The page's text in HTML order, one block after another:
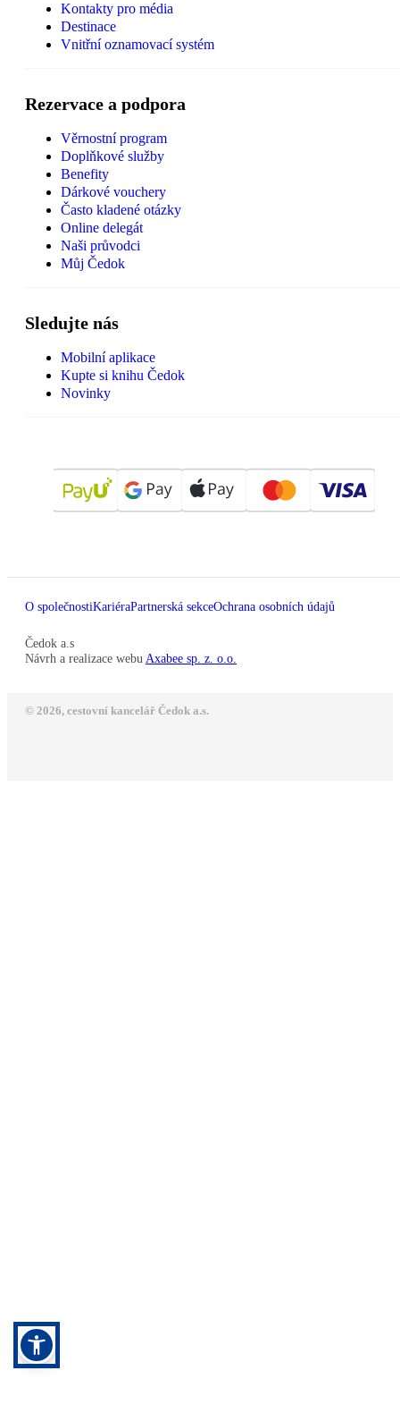
Kontakty pro média
Destinace
Vnitřní oznamovací systém
Rezervace a podpora
Věrnostní program
Doplňkové služby
Benefity
Dárkové vouchery
Často kladené otázky
Online delegát
Naši průvodci
Můj Čedok
Sledujte nás
Mobilní aplikace
Kupte si knihu Čedok
Novinky
O společnostiKariéraPartnerská sekceOchrana osobních údajů
Čedok a.s
Návrh a realizace webu Axabee sp. z. o.o.
© 2026, cestovní kancelář Čedok a.s.